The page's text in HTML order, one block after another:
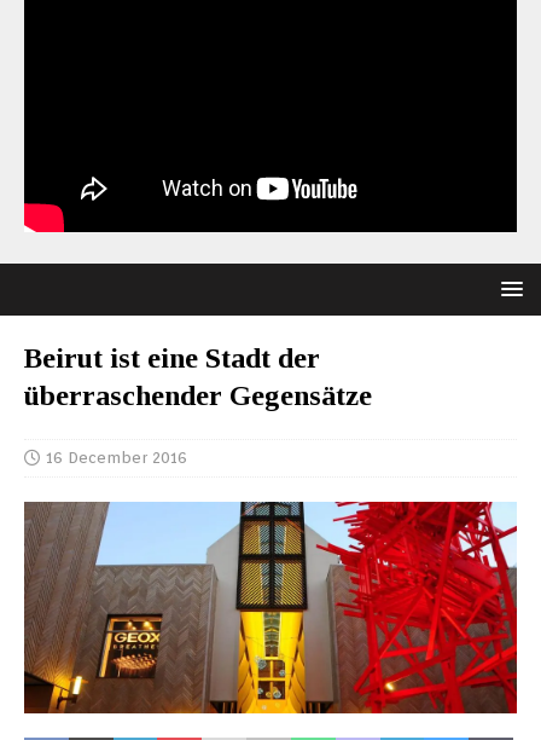
Beirut ist eine Stadt der
überraschender Gegensätze
16 December 2016